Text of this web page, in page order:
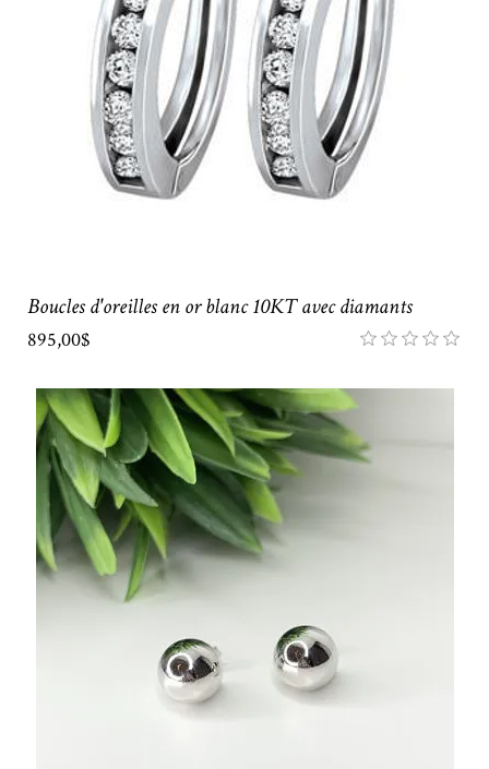
Boucles d'oreilles en or blanc 10KT avec diamants
895,00$